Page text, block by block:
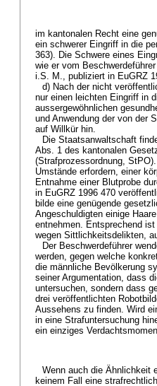
im kantonalen Recht eine
ein schwerer Eingriff in die
363). Die Schwere eines
wie er vom
i.S. M., publiziert in EuGRZ
d) Nach der nicht
nur einen leichten Eingriff in
aussergewöhnlichen
und Anwendung der von der
auf Willkür hin.
Die Staatsanwaltschaft
Abs. 1 des kantonalen
(Strafprozessordnung,
Umstände erfordern, einer
Entnahme einer Blutprobe
in EuGRZ 1996 470
bilde eine genügende
Angeschuldigten einige
entnehmen. Entsprechend
wegen Sittlichkeitsdelikten,
Der Beschwerdeführer
werden, gegen welche
die männliche Bevölkerung
seiner Argumentation, dass
untersuchen, sondern dass
drei veröffentlichten
Aussehens zu finden. Wird
in eine Strafuntersuchung
ein einziges
Wenn auch die Ähnlichkeit
keinem Fall eine